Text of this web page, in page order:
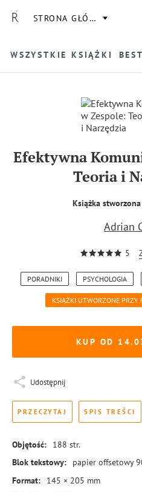
STRONA GŁÓWNA
WSZYSTKIE KSIĄŻKI
Efektywna
Teoria i
Książka
Adrian
5
PORADNIKI PSYCHOLOGIA
KSIĄŻKI UTWORZONE PRZY
KUP OD
Udostępnij
PRZECZYTAJ SPIS TREŚCI
Objętość: 188 str.
Blok tekstowy:
papier offsetowy
Format:
145 × 205 mm